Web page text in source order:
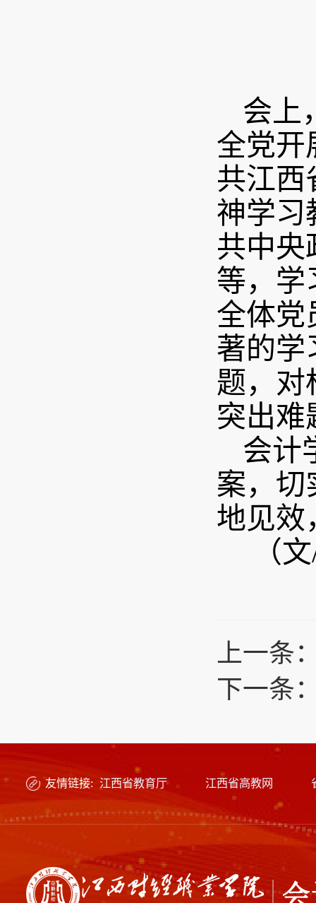
会上
全党开
共江西
神学习
共中央
等，学
全体党
著的学
题，对
突出难
会计
案，切
地见效
（
上一条
下一条
友情链接: 江西省教育厅 江西省高教网